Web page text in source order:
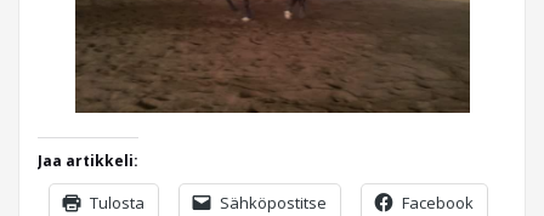
Jaa artikkeli:
Tulosta Sähköpostitse Facebook